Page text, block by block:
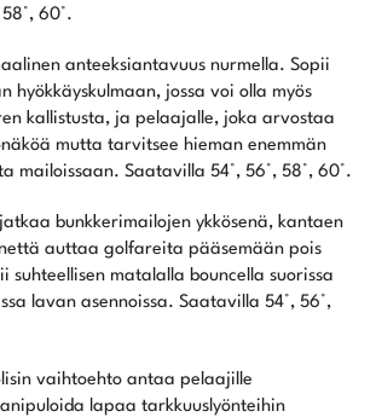
60°.
anteeksiantavuus nurmella. Sopii
hyökkäyskulmaan, jossa voi olla myös
kallistusta, ja pelaajalle, joka arvostaa
mutta tarvitsee hieman enemmän
mailoissaan. Saatavilla 54°, 56°, 58°, 60°.
bunkkerimailojen ykkösenä, kantaen
auttaa golfareita pääsemään pois
suhteellisen matalalla bouncella suorissa
lavan asennoissa. Saatavilla 54°, 56°,
vaihtoehto antaa pelaajille
lapaa tarkkuuslyönteihin